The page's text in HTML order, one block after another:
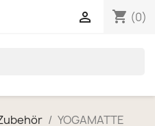
shopping_cart (0)

YOGAMATTE